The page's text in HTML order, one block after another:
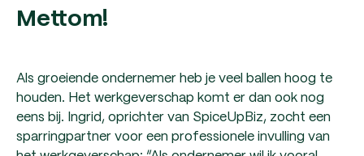
Mettom!
Als groeiende ondernemer heb je veel ballen hoog te
houden. Het werkgeverschap komt er dan ook nog
eens bij. Ingrid, oprichter van SpiceUpBiz, zocht een
sparringpartner voor een professionele invulling van